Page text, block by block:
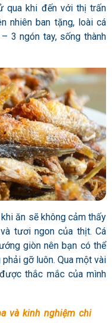
qua khi đến với thị trấn
nhiên ban tặng, loài cá
3 ngón tay, sống thành
ăn sẽ không cảm thấy
tươi ngon của thịt. Cá
giòn nên bạn có thể
gỡ luôn. Qua một vài
thắc mắc của mình
và kinh nghiệm chi